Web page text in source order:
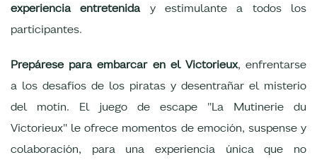
experiencia entretenida y estimulante a todos los
participantes.
Prepárese para embarcar en el Victorieux, enfrentarse
a los desafíos de los piratas y desentrañar el misterio
del motín. El juego de escape "La Mutinerie du
Victorieux" le ofrece momentos de emoción, suspense y
colaboración, para una experiencia única que no